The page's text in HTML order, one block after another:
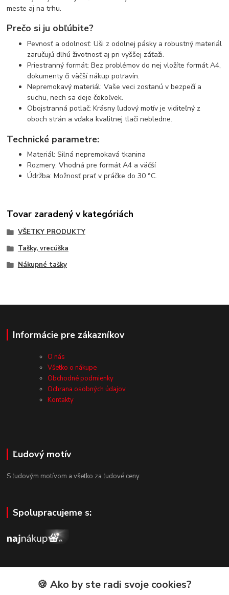
meste aj na trhu.
Prečo si ju obľúbite?
Pevnosť a odolnosť: Uši z odolnej pásky a robustný materiál
zaručujú dlhú životnosť aj pri vyššej záťaži.
Priestranný formát: Bez problémov do nej vložíte formát A4,
dokumenty či väčší nákup potravín.
Nepremokavý materiál: Vaše veci zostanú v bezpečí a
suchu, nech sa deje čokoľvek.
Obojstranná potlač: Krásny ľudový motív je viditeľný z
oboch strán a vďaka kvalitnej tlači nebledne.
Technické parametre:
Materiál: Silná nepremokavá tkanina
Rozmery: Vhodná pre formát A4 a väčší
Údržba: Možnosť prať v práčke do 30 °C.
Tovar zaradený v kategóriách
VŠETKY PRODUKTY
Tašky, vrecúška
Nákupné tašky
Informácie pre zákazníkov
O nás
Všetko o nákupe
Obchodné podmienky
Ochrana osobných údajov
Kontakty
Ľudový motív
S ľudovým motívom a všetko za ľudové ceny.
Spolupracujeme s:
🍪 Ako by ste radi svoje cookies?